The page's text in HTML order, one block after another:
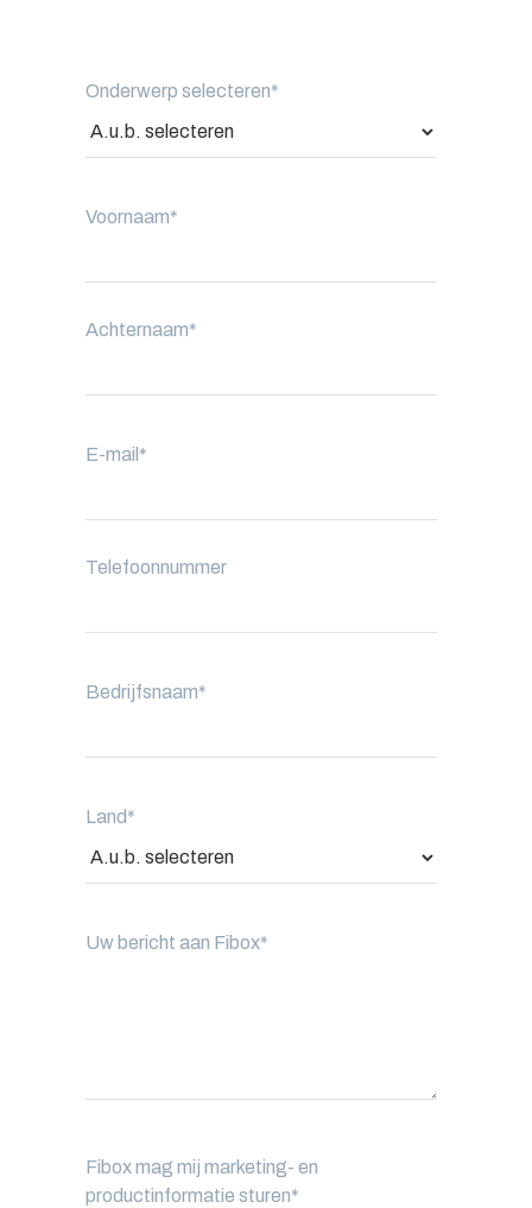
Onderwerp selecteren*
Voornaam*
Achternaam*
E-mail *
Telefoonnummer
Bedrijfsnaam*
Land*
Uw bericht aan Fibox*
Fibox mag mij marketing- en
productinformatie sturen*